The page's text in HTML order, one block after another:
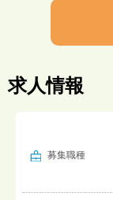
求人情報
募集職種